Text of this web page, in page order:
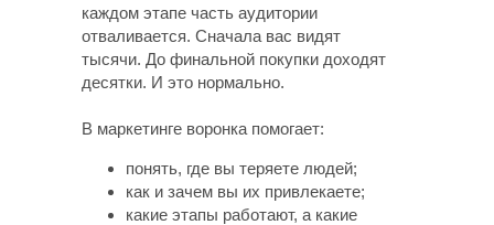
каждом этапе часть аудитории
отваливается. Сначала вас видят
тысячи. До финальной покупки доходят
десятки. И это нормально.
В маркетинге воронка помогает:
понять, где вы теряете людей;
как и зачем вы их привлекаете;
какие этапы работают, а какие